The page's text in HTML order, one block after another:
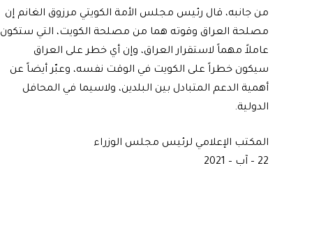
من جانبه، قال رئيس مجلس الأمة الكويتي مرزوق الغانم إن
مصلحة العراق وقوته هما من مصلحة الكويت، التي ستكون
عاملاً مهماً لاستقرار العراق، وإن أي خطر على العراق
سيكون خطراً على الكويت في الوقت نفسه، وعبّر أيضاً عن
أهمية الدعم المتبادل بين البلدين، ولاسيما في المحافل
الدولية.
المكتب الإعلامي لرئيس مجلس الوزراء
22 – آب – 2021